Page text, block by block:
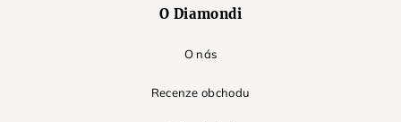
O Diamondi
O nás
Recenze obchodu